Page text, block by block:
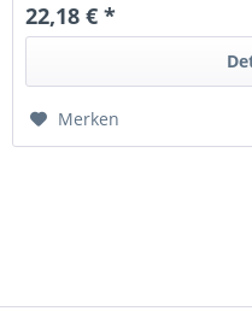
22,18 € *
Merken